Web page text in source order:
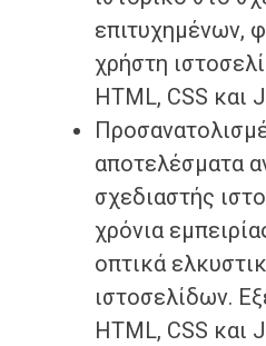
επιτυχημένων,
χρήστη
HTML, CSS και
αποτελέσματα
σχεδιαστής
χρόνια
οπτικά
ιστοσελίδων.
HTML, CSS και